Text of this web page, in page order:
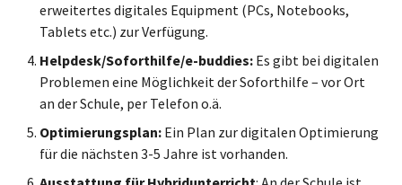
erweitertes digitales Equipment (PCs, Notebooks,
Tablets etc.) zur Verfügung.
Helpdesk/Soforthilfe/e-buddies: Es gibt bei digitalen
Problemen eine Möglichkeit der Soforthilfe – vor Ort
an der Schule, per Telefon o.ä.
Optimierungsplan: Ein Plan zur digitalen Optimierung
für die nächsten 3-5 Jahre ist vorhanden.